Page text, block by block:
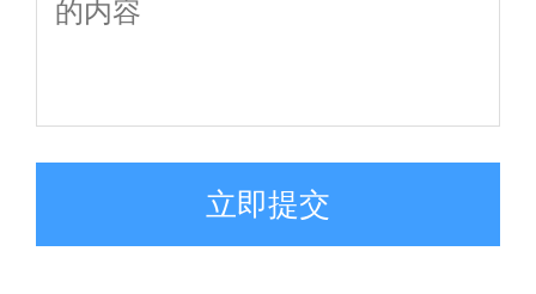
立即提交